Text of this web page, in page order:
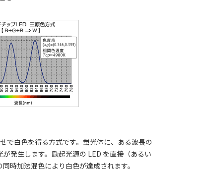
で白色を得る方式です。蛍光体に、ある波長の
発生します。励起光源の LED を直接（あるい
時加法混色により白色が達成されます。